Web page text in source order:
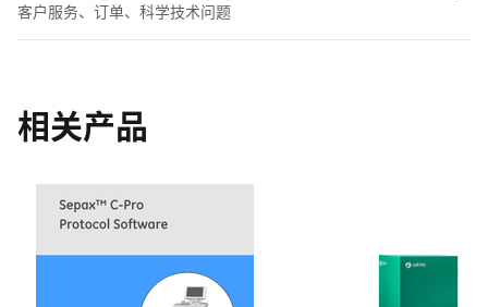
客户服务、订单、科学技术问题
相关产品